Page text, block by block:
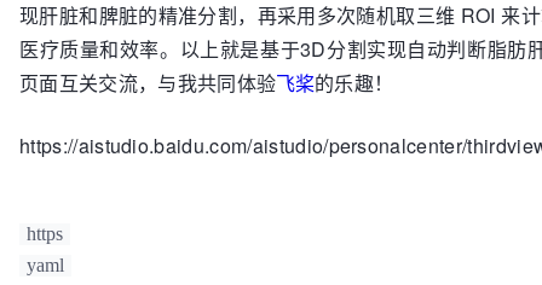
现肝脏和脾脏的精准分割，再采用多次随机取三维 ROI 来
医疗质量和效率。以上就是基于3D分割实现自动判断脂
页面互关交流，与我共同体验飞桨的乐趣！
https://aistudio.baidu.com/aistudio/personalcenter/
https
yaml